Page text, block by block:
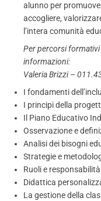
alunno per
accogliere,
l’intera comunità
Per percorsi
informazioni:
Valeria Brizzi –
I fondamenti
I principi della
Il Piano Educativo
Osservazione e
Analisi dei bisogni
Strategie e
Ruoli e
Didattica
La gestione della